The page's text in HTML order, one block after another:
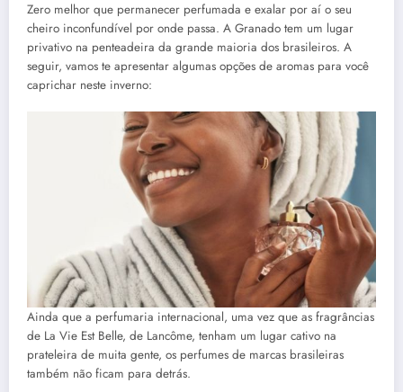
Zero melhor que permanecer perfumada e exalar por aí o seu
cheiro inconfundível por onde passa. A Granado tem um lugar
privativo na penteadeira da grande maioria dos brasileiros. A
seguir, vamos te apresentar algumas opções de aromas para você
caprichar neste inverno:
Ainda que a perfumaria internacional, uma vez que as fragrâncias
de La Vie Est Belle, de Lancôme, tenham um lugar cativo na
prateleira de muita gente, os perfumes de marcas brasileiras
também não ficam para detrás.